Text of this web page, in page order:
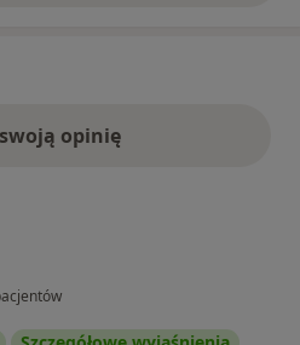
opinię